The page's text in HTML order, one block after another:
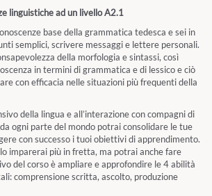
linguistiche ad un livello A2.1
base della grammatica tedesca e sei in
semplici, scrivere messaggi e lettere personali.
della morfologia e sintassi, così
in termini di grammatica e di lessico e ciò
con efficacia nelle situazioni più frequenti della
della lingua e all’interazione con compagni di
ogni parte del mondo potrai consolidare le tue
con successo i tuoi obiettivi di apprendimento.
imparerai più in fretta, ma potrai anche fare
del corso è ampliare e approfondire le 4 abilità
comprensione scritta, ascolto, produzione